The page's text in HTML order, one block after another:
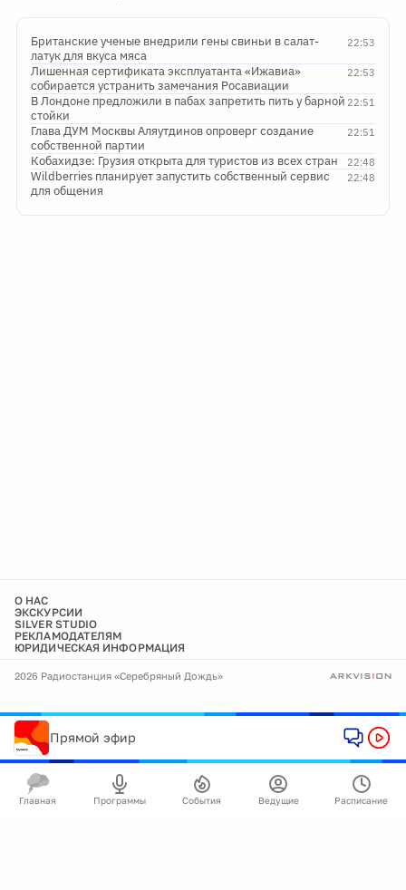
22:53
Британские ученые внедрили гены свиньи в салат-
латук для вкуса мяса
22:53
Лишенная сертификата эксплуатанта «Ижавиа»
собирается устранить замечания Росавиации
22:51
В Лондоне предложили в пабах запретить пить у барной
стойки
22:51
Глава ДУМ Москвы Аляутдинов опроверг создание
собственной партии
22:48
Кобахидзе: Грузия открыта для туристов из всех стран
22:48
Wildberries планирует запустить собственный сервис
для общения
О НАС
ЭКСКУРСИИ
SILVER STUDIO
РЕКЛАМОДАТЕЛЯМ
ЮРИДИЧЕСКАЯ ИНФОРМАЦИЯ
2026 Радиостанция «Серебряный Дождь»
Прямой эфир
Главная Программы События Ведущие Расписание